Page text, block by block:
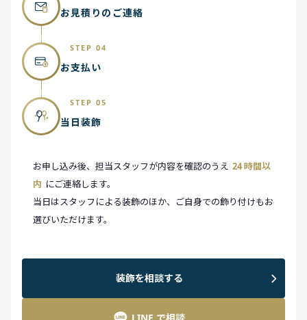
お見積りのご連絡
STEP 04
お支払い
STEP 05
当日装飾
お申し込み後、担当スタッフが内容を確認のうえ 24 時間以
内 にご連絡します。
当日はスタッフによる装飾のほか、ご自身での飾り付けもお
選びいただけます。
装飾を相談する